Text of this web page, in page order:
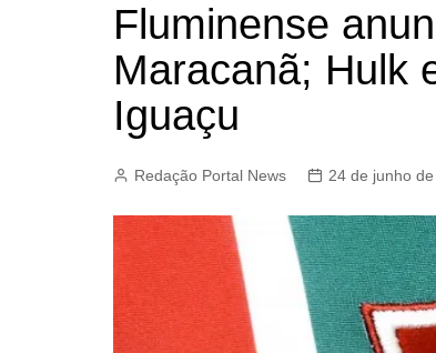
Fluminense
Maracanã; Hulk
Iguaçu
Redação Portal News 24 de junho